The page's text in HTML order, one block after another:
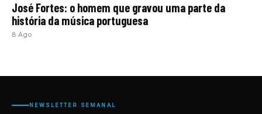
José Fortes: o homem que gravou uma parte da
história da música portuguesa
8 Ago
NEWSLETTER SEMANAL